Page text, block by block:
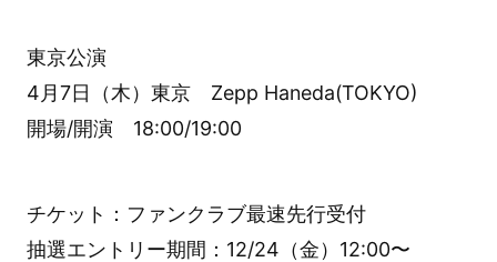
東京公演
4月7日（木）東京 Zepp Haneda(TOKYO)
開場/開演 18:00/19:00
チケット：ファンクラブ最速先行受付
抽選エントリー期間：12/24（金）12:00〜